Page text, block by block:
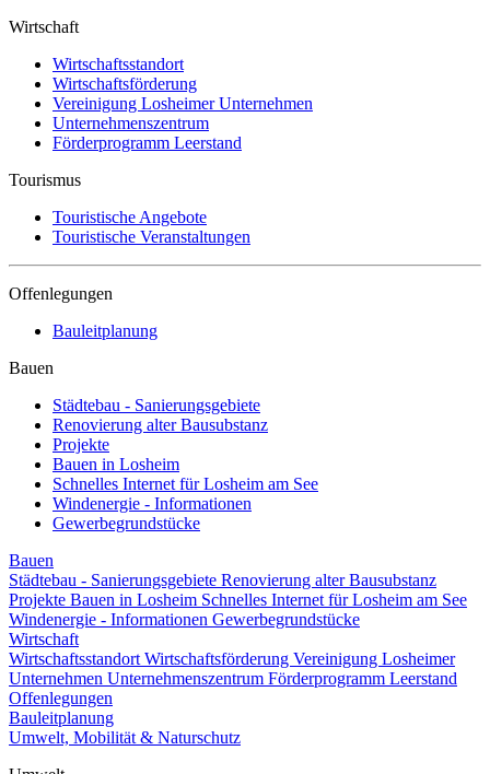
Wirtschaft
Wirtschaftsstandort
Wirtschaftsförderung
Vereinigung Losheimer Unternehmen
Unternehmenszentrum
Förderprogramm Leerstand
Tourismus
Touristische Angebote
Touristische Veranstaltungen
Offenlegungen
Bauleitplanung
Bauen
Städtebau - Sanierungsgebiete
Renovierung alter Bausubstanz
Projekte
Bauen in Losheim
Schnelles Internet für Losheim am See
Windenergie - Informationen
Gewerbegrundstücke
Bauen
Städtebau - Sanierungsgebiete Renovierung alter Bausubstanz
Projekte Bauen in Losheim Schnelles Internet für Losheim am See
Windenergie - Informationen Gewerbegrundstücke
Wirtschaft
Wirtschaftsstandort Wirtschaftsförderung Vereinigung Losheimer
Unternehmen Unternehmenszentrum Förderprogramm Leerstand
Offenlegungen
Bauleitplanung
Umwelt, Mobilität & Naturschutz